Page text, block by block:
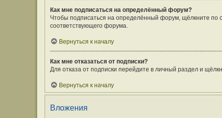
Как мне подписаться на определённый форум?
Чтобы подписаться на определённый форум, щёлкните по
соответствующего форума.
Вернуться к началу
Как мне отказаться от подписки?
Для отказа от подписки перейдите в личный раздел и
Вернуться к началу
Вложения